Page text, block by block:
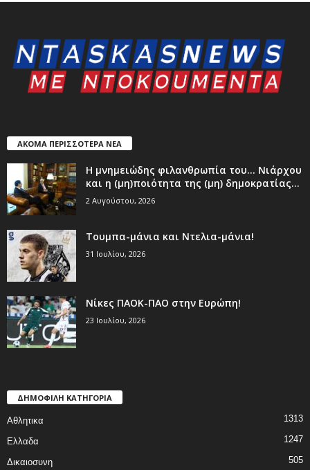
ΑΚΟΜΑ ΠΕΡΙΣΣΟΤΕΡΑ ΝΕΑ
Η μνημειώδης φιλανθρωπία του… Νιάρχου
και η (μη)ποιότητα της (μη) δημοκρατίας...
2 Αυγούστου, 2026
Τουμπα-μάνια και Ντελια-μάνια!
31 Ιουλίου, 2026
Νίκες ΠΑΟΚ-ΠΑΟ στην Ευρώπη!
23 Ιουλίου, 2026
ΔΗΜΟΦΙΛΗ ΚΑΤΗΓΟΡΙΑ
Αθλητικα 1313
Ελλαδα 1247
Δικαιοσυνη 505